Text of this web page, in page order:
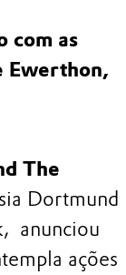
com as
Ewerthon,
The
Dortmund
anunciou
ações